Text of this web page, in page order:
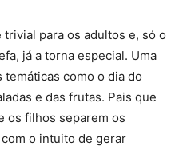
para os adultos e, só o
já a torna especial. Uma
como o dia do
e das frutas. Pais que
os filhos separem os
o intuito de gerar